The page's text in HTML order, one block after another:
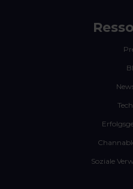
Soziale